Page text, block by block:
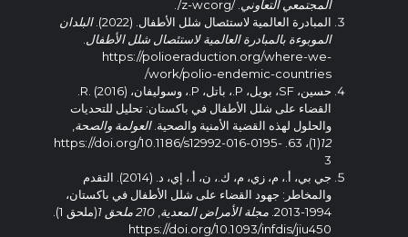
المجتمعي التعاوني. /z-wcorg/.
المبادرة العالمية لاستئصال شلل الأطفال. (2022).
البلدان
الموبوءة بالمبادرة العالمية لاستئصال شلل الأطفال.
https://polioeraduction.org/where-we-
work/polio-endemic-countries/
حسين، SF، بويل، P.، باتل، P.، وسوليفان، R. (2016).
القضاء على شلل الأطفال في باكستان: تحليل للتحديات
والحلول لهذه القضية الأمنية والصحية.العولمة والصحة,
(1)، 63. https://doi.org/10.1186/s12992-016-0195-
جي بي، أ.، م، زي، م، ك.، ن، أ.، إي، د. (2014). التقدم
والمخاطر: جهود القضاء على شلل الأطفال في باكستان،
1994-2013.
مجلة الأمراض المعدية,210 ملحق 1
(ملحق 1).
https://doi.org/10.1093/infdis/jiu450